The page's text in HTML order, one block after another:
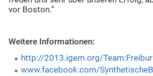
vor Boston.“
Weitere Informationen:
http://2013.igem.org/
www.facebook.com/